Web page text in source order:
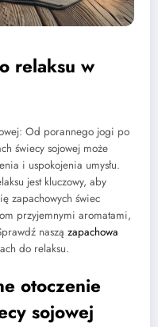
relaksu w
Od porannego jogi po
świecy sojowej może
i uspokojenia umysłu.
jest kluczowy, aby
zapachowych świec
przyjemnymi aromatami,
naszą zapachowa
do relaksu.
otoczenie
sojowej